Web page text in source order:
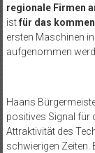
regionale Firmen
istfür das
ersten Maschinen
aufgenommen
Haans
positives Signal für
Attraktivität des
schwierigen Zeiten.